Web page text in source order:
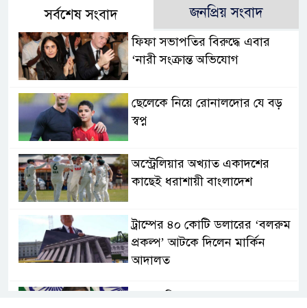
সর্বশেষ সংবাদ জনপ্রিয় সংবাদ
ফিফা সভাপতির বিরুদ্ধে এবার
‘নারী সংক্রান্ত অভিযোগ
ছেলেকে নিয়ে রোনালদোর যে বড়
স্বপ্ন
অস্ট্রেলিয়ার অখ্যাত একাদশের
কাছেই ধরাশায়ী বাংলাদেশ
ট্রাম্পের ৪০ কোটি ডলারের ‘বলরুম
প্রকল্প’ আটকে দিলেন মার্কিন
আদালত
শেখ হাসিনার বক্তব্যে ভারতের